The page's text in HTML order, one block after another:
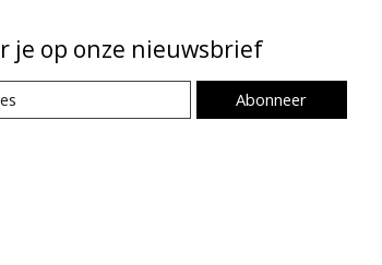
je op onze nieuwsbrief
Abonneer